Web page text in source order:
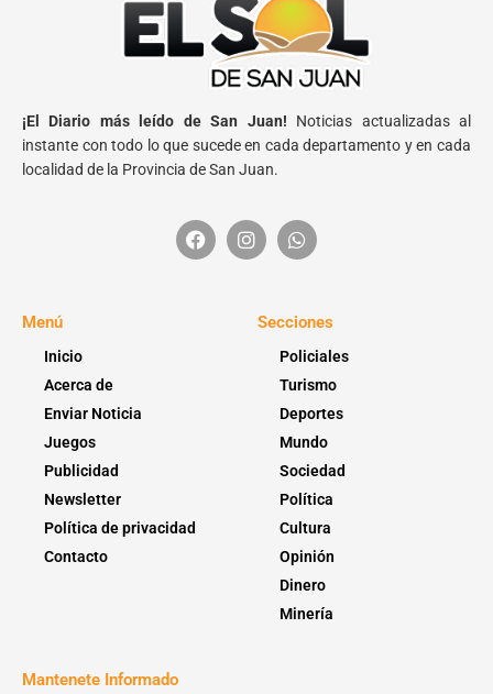
¡El Diario más leído de San Juan! Noticias actualizadas al
instante con todo lo que sucede en cada departamento y en cada
localidad de la Provincia de San Juan.
Menú
Inicio
Acerca de
Enviar Noticia
Juegos
Publicidad
Newsletter
Política de privacidad
Contacto
Secciones
Policiales
Turismo
Deportes
Mundo
Sociedad
Política
Cultura
Opinión
Dinero
Minería
Mantenete Informado